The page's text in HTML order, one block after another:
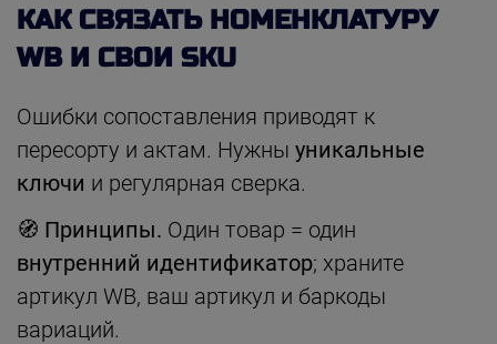
КАК СВЯЗАТЬ НОМЕНКЛАТУРУ
WB И СВОИ SKU
Ошибки сопоставления приводят к
пересорту и актам. Нужны уникальные
ключи и регулярная сверка.
🧭 Принципы. Один товар = один
внутренний идентификатор; храните
артикул WB, ваш артикул и баркоды
вариаций.